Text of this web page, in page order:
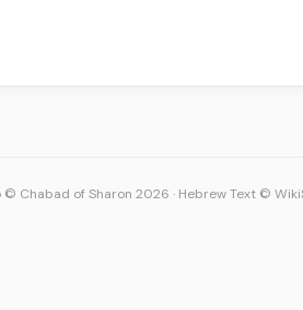
© Chabad of Sharon 2026 · Hebrew Text ©